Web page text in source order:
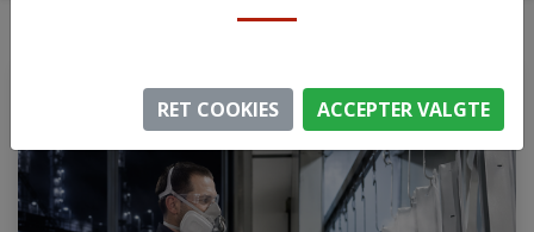
RET COOKIES ACCEPTER VALGTE